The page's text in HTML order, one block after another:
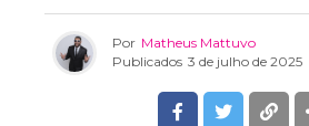
Por Matheus Mattuvo
Publicados 3 de julho de 2025